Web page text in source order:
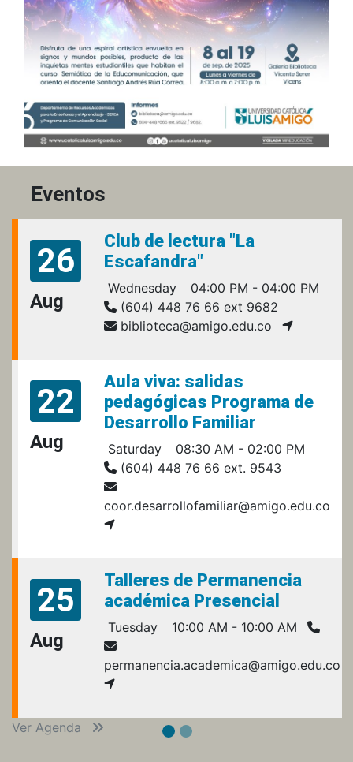
Eventos
26
Aug
Club de lectura "La
Escafandra"
Wednesday
04:00 PM - 04:00 PM
(604) 448 76 66 ext 9682
biblioteca@amigo.edu.co
22
Aug
Aula viva: salidas
pedagógicas Programa de
Desarrollo Familiar
Saturday
08:30 AM - 02:00 PM
(604) 448 76 66 ext. 9543
coor.desarrollofamiliar@amigo.edu.co
25
Aug
Talleres de Permanencia
académica Presencial
Tuesday 10:00 AM - 10:00 AM
permanencia.academica@amigo.edu.co
Ver Agenda